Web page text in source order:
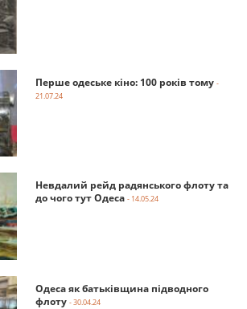
Перше одеське кіно: 100 років тому -
21.07.24
Невдалий рейд радянського флоту та
до чого тут Одеса - 14.05.24
Одеса як батьківщина підводного
флоту - 30.04.24